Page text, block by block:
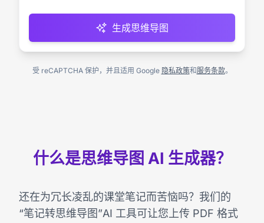
生成思维导图
受 reCAPTCHA 保护，并且适用 Google 隐私政策和服务条款。
什么是思维导图 AI 生成器？
还在为冗长凌乱的课堂笔记而苦恼吗？我们的
“笔记转思维导图”AI 工具可让您上传 PDF 格式